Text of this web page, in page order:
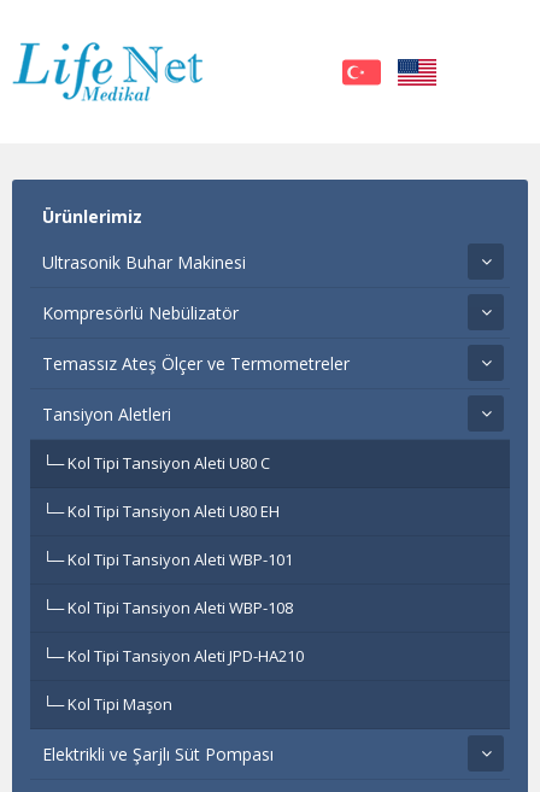
Ürünlerimiz
Ultrasonik Buhar Makinesi
Kompresörlü Nebülizatör
Temassız Ateş Ölçer ve Termometreler
Tansiyon Aletleri
Kol Tipi Tansiyon Aleti U80 C
Kol Tipi Tansiyon Aleti U80 EH
Kol Tipi Tansiyon Aleti WBP-101
Kol Tipi Tansiyon Aleti WBP-108
Kol Tipi Tansiyon Aleti JPD-HA210
Kol Tipi Maşon
Elektrikli ve Şarjlı Süt Pompası